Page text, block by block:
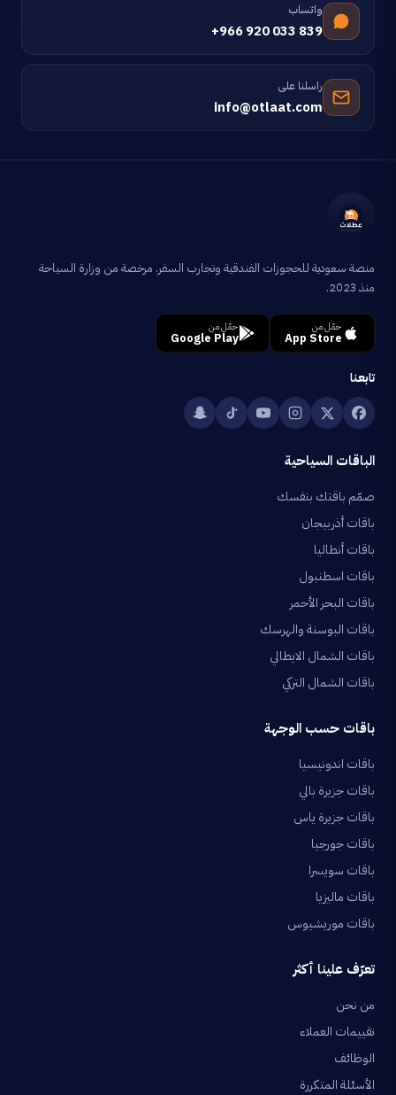
واتساب
+966 920 033 839
راسلنا على
info@otlaat.com
منصة سعودية للحجوزات الفندقية وتجارب السفر. مرخصة من وزارة السياحة
منذ 2023.
حمّل من
App Store
حمّل من
Google Play
تابعنا
الباقات السياحية
صمّم باقتك بنفسك
باقات أذربيجان
باقات أنطاليا
باقات اسطنبول
باقات البحر الأحمر
باقات البوسنة والهرسك
باقات الشمال الايطالي
باقات الشمال التركي
باقات حسب الوجهة
باقات اندونيسيا
باقات جزيرة بالي
باقات جزيرة ياس
باقات جورجيا
باقات سويسرا
باقات ماليزيا
باقات موريشيوس
تعرّف علينا أكثر
من نحن
تقييمات العملاء
الوظائف
الأسئلة المتكررة